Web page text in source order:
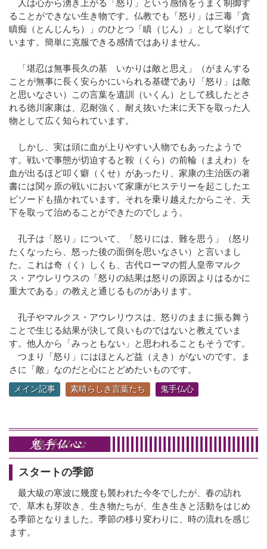
人は心から湧き上がる「怒り」という感情をうまく制御す
ることができない生き物です。仏教でも「怒り」は三毒「貪
瞋痴（とんじんち）」のひとつ「瞋（じん）」として挙げて
います。簡単に克服できる感情ではありません。
「堪忍は無事長久の基 いかりは敵と思え」（がまんする
ことが無事に長く安らかにいられる基礎であり「怒り」は敵
と思いなさい）この言葉を遺訓（いくん）として残したとさ
れる徳川家康は、忍耐強く、耐え抜いた末に天下を取った人
物として広く知られています。
しかし、実は頭に血が上りやすい人物でもあったようで
す。戦いで事態が切迫すると鞍（くら）の前輪（まえわ）を
血が出るほど叩く癖（くせ）があったり、家康の主治医の著
書には関ヶ原の戦いにおいて家康がヒステリーを起こしたエ
ピソードも描かれています。それを乗り越えたからこそ、天
下を取って治めることができたのでしょう。
孔子は「怒り」について、「怒りには、難を思う」（怒り
たくなったら、怒った後の面倒を思いなさい）と言いまし
た。これは奇（く）しくも、古代ローマの哲人皇帝マルク
ス・アウレリウスの「怒りの結果は怒りの原因よりはるかに
重大である」の教えと通じるものがあります。
孔子やマルクス・アウレリウスは、怒りのままに振る舞う
ことで生じる結果が決して良いものではないと教えていま
す。他人から「みっともない」と思われることもそうです。
つまり「怒り」にはほとんど益（えき）がないのです。ま
さに「敵」なのだと心にとどめたいものです。
メイン記事 素晴らしき言葉たち 鬼手仏心
スタートの季節
最大級の寒波に幾度も襲われた今冬でしたが、春の訪れ
で、草木も芽吹き、生き物たちが、生き生きと活動をはじめ
る季節となりました。季節の移り変わりに、時の流れを感じ
ます。